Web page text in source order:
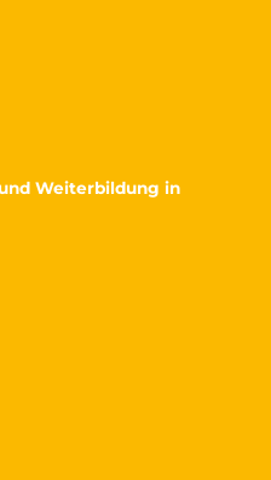
Weiterbildung in